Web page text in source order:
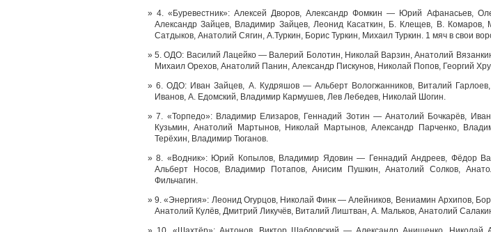
4. «Буревестник»: Алексей Дворов, Александр Фомкин — Юрий Афанасьев,
Александр Зайцев, Владимир Зайцев, Леонид Касаткин, Б. Клещев, В.
Сатдыков, Анатолий Сягин, А.Туркин, Борис Туркин, Михаил Туркин. 1 мяч в свои
5. ОДО: Василий Лацейко — Валерий Болотин, Николай Варзин, Анатолий
Михаил Орехов, Анатолий Панин, Александр Пискунов, Николай Попов, Георгий
6. ОДО: Иван Зайцев, А. Кудряшов — Альберт Вологжанников, Виталий Гарлоев,
Иванов, А. Едомский, Владимир Кармушев, Лев Лебедев, Николай Шогин.
7. «Торпедо»: Владимир Елизаров, Геннадий Зотин — Анатолий Бочкарёв,
Кузьмин, Анатолий Мартынов, Николай Мартынов, Александр Парченко,
Терёхин, Владимир Тюганов.
8. «Водник»: Юрий Копылов, Владимир Ядовин — Геннадий Андреев, Фёдор
Альберт Носов, Владимир Потапов, Анисим Пушкин, Анатолий Солков,
Фильчагин.
9. «Энергия»: Леонид Огурцов, Николай Финк — Алейников, Вениамин Архипов,
Анатолий Кулёв, Дмитрий Ликучёв, Виталий Лиштван, А. Мальков, Анатолий